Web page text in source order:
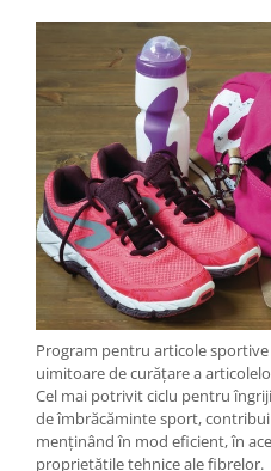
Program pentru articole
uimitoare de curățare a
Cel mai potrivit ciclu pentru
de îmbrăcăminte sport,
menținând în mod eficient, în
proprietățile tehnice ale fibrelor.